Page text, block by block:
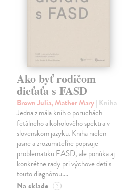
Ako byť rodičom
dieťaťa s FASD
Brown Julia, Mather Mary| Kniha
Jedna z mála kníh o poruchách
fetálneho alkoholového spektra v
slovenskom jazyku. Kniha nielen
jasne a zrozumiteľne popisuje
problematiku FASD, ale ponúka aj
konkrétne rady pri výchove detí s
touto diagnózou.…
Na sklade ?